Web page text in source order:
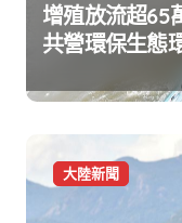
增殖放流超65
共營環保生態
大陸新聞